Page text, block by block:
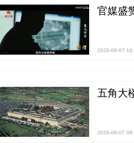
官媒盛
2026-08-07
五角大
2026-08-07